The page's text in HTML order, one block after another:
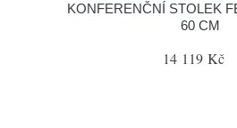
KONFERENČNÍ STOLEK
60 CM
14 119 Kč